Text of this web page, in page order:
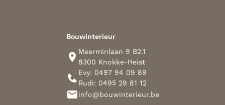
Bouwinterieur
Meerminlaan 9 B2.1
8300 Knokke-Heist
Evy: 0497 94 09 89
Rudi: 0495 29 81 12
info@bouwinterieur.be